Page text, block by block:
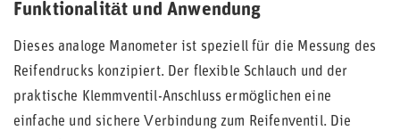
Funktionalität und Anwendung
Dieses analoge Manometer ist speziell für die Messung des
Reifendrucks konzipiert. Der flexible Schlauch und der
praktische Klemmventil-Anschluss ermöglichen eine
einfache und sichere Verbindung zum Reifenventil. Die